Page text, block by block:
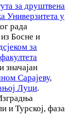
за друштвена
Универзитета у
рада
Босне и
за
значајан
Сарајеву,
Луци.
и Турској, фаза